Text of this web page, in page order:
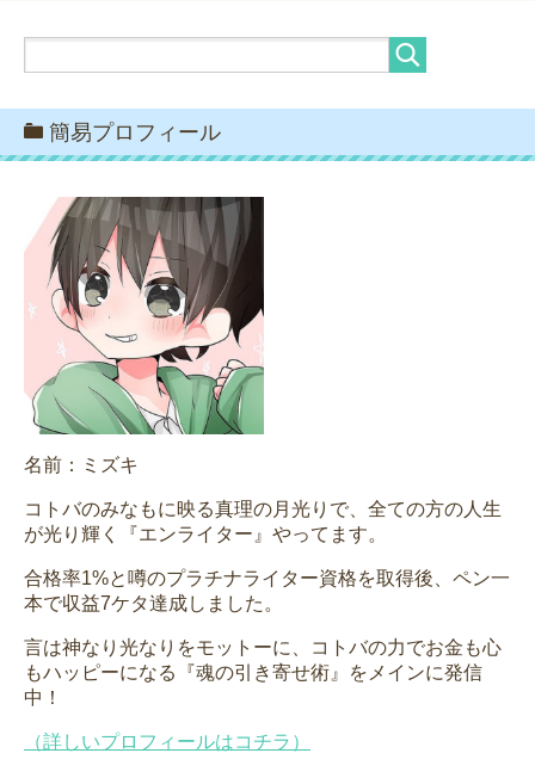
簡易プロフィール
名前：ミズキ
コトバのみなもに映る真理の月光りで、全ての方の人生
が光り輝く『エンライター』やってます。
合格率1%と噂のプラチナライター資格を取得後、ペン一
本で収益7ケタ達成しました。
言は神なり光なりをモットーに、コトバの力でお金も心
もハッピーになる『魂の引き寄せ術』をメインに発信
中！
（詳しいプロフィールはコチラ）